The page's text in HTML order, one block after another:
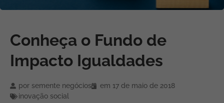
Conheça o Fundo de
Impacto Igualdades
por semente negócios em 17 de maio de 2018
inovação social